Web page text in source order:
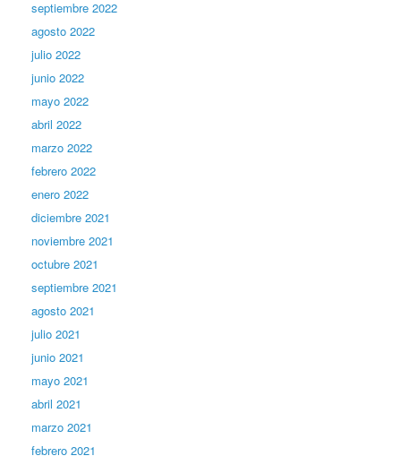
septiembre 2022
agosto 2022
julio 2022
junio 2022
mayo 2022
abril 2022
marzo 2022
febrero 2022
enero 2022
diciembre 2021
noviembre 2021
octubre 2021
septiembre 2021
agosto 2021
julio 2021
junio 2021
mayo 2021
abril 2021
marzo 2021
febrero 2021